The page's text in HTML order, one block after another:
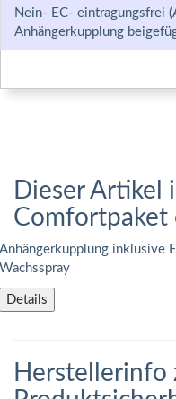
Nein- EC- eintragungsfrei
Anhängerkupplung
Dieser Artikel
Comfortpaket
Anhängerkupplung inklusive
Wachsspray
Details
Herstellerinfo